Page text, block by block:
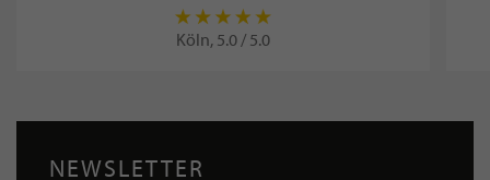
Köln, 5.0 / 5.0
NEWSLETTER